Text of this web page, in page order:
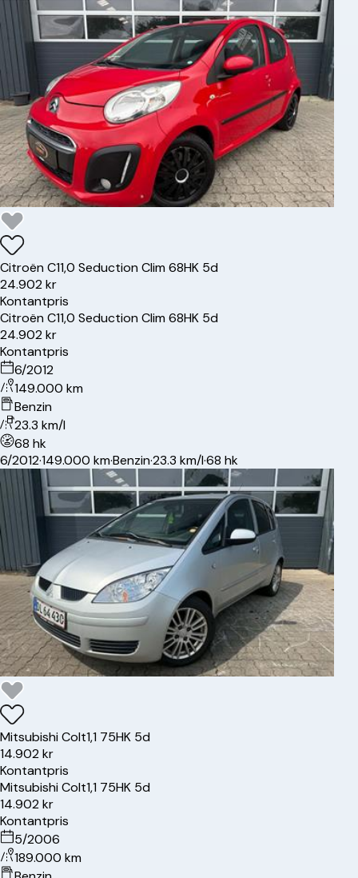
CitroënC11,0 Seduction Clim 68HK 5d
24.902 kr
Kontantpris
CitroënC11,0 Seduction Clim 68HK 5d
24.902 kr
Kontantpris
6/2012
149.000 km
Benzin
23.3 km/l
68 hk
6/2012·149.000 km·Benzin·23.3 km/l·68 hk
MitsubishiColt1,1 75HK 5d
14.902 kr
Kontantpris
MitsubishiColt1,1 75HK 5d
14.902 kr
Kontantpris
5/2006
189.000 km